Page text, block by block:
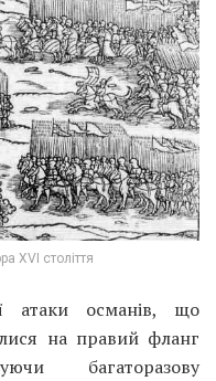
XVI століття
атаки османів, що
на правий фланг
багаторазову